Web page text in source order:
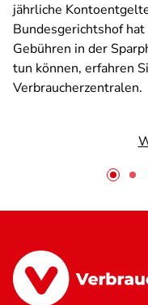
jährliche
Bundesgerichtshof
Gebühren in der
tun können, erfahren
Verbraucherzentralen.